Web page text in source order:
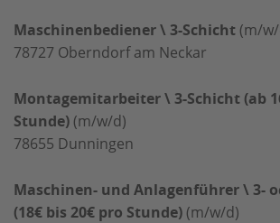
Maschinenbediener \ 3-Schicht (m/
78727 Oberndorf am Neckar
Montagemitarbeiter \ 3-Schicht (ab
Stunde) (m/w/d)
78655 Dunningen
Maschinen- und Anlagenführer \ 3-
(18€ bis 20€ pro Stunde) (m/w/d)